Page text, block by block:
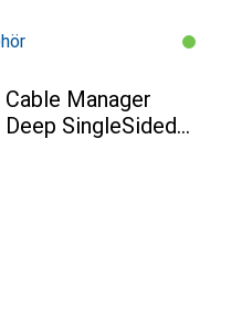
Manager
SingleSided